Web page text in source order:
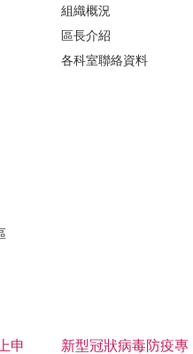
組織概況
區長介紹
各科室聯絡資料
申
新型冠狀病毒防疫專